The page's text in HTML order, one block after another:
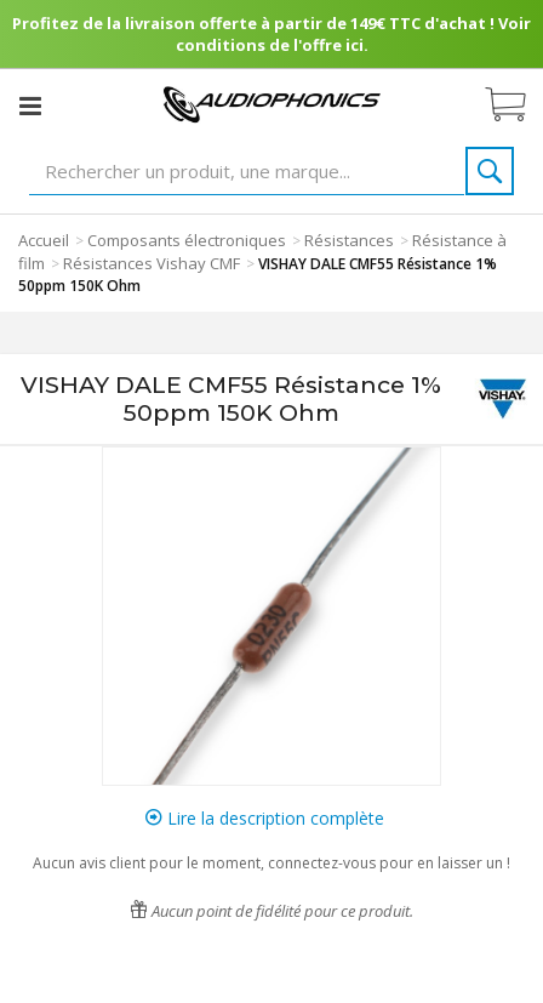
Profitez de la livraison offerte à partir de 149€ TTC d'achat ! Voir
conditions de l'offre ici.
Accueil > Composants électroniques > Résistances > Résistance à
film > Résistances Vishay CMF >VISHAY DALE CMF55 Résistance 1%
50ppm 150K Ohm
VISHAY DALE CMF55 Résistance 1%
50ppm 150K Ohm
Lire la description complète
Aucun avis client pour le moment, connectez-vous pour en laisser un !
Aucun point de fidélité pour ce produit.